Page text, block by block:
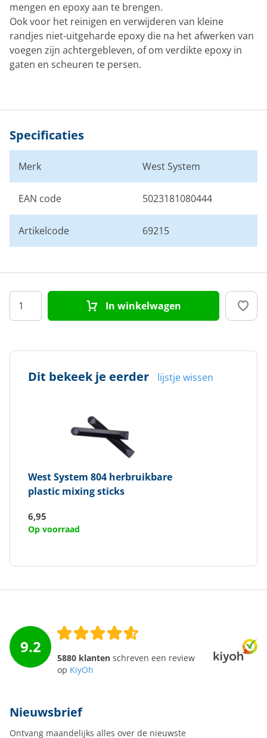
mengen en epoxy aan te brengen.
Ook voor het reinigen en verwijderen van kleine
randjes niet-uitgeharde epoxy die na het afwerken van
voegen zijn achtergebleven, of om verdikte epoxy in
gaten en scheuren te persen.
Specificaties
Merk West System
EAN code 5023181080444
Artikelcode 69215
In winkelwagen
Dit bekeek je eerder lijstje wissen
West System 804 herbruikbare
plastic mixing sticks
6,95
Op voorraad
9.2
5880 klanten schreven een review
op KiyOh
Nieuwsbrief
Ontvang maandelijks alles over de nieuwste